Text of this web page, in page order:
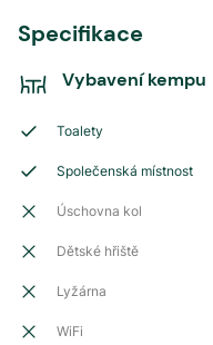
Specifikace
Vybavení kempu
Toalety
Společenská místnost
Úschovna kol
Dětské hřiště
Lyžárna
WiFi